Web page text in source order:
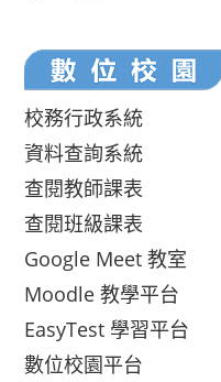
校務行政系統
資料查詢系統
查閱教師課表
查閱班級課表
Google Meet 教室
Moodle 教學平台
EasyTest 學習平台
數位校園平台